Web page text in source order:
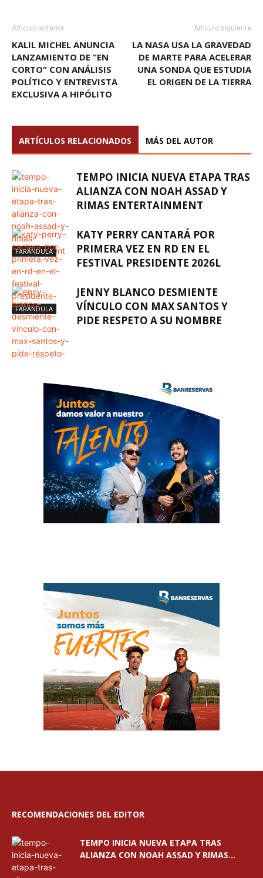
Artículo anterior
KALIL MICHEL ANUNCIA
LANZAMIENTO DE “EN
CORTO” CON ANÁLISIS
POLÍTICO Y ENTREVISTA
EXCLUSIVA A HIPÓLITO
Artículo siguiente
LA NASA USA LA GRAVEDAD
DE MARTE PARA ACELERAR
UNA SONDA QUE ESTUDIA
EL ORIGEN DE LA TIERRA
ARTÍCULOS RELACIONADOS MÁS DEL AUTOR
FARÁNDULA
TEMPO INICIA NUEVA ETAPA TRAS
ALIANZA CON NOAH ASSAD Y
RIMAS ENTERTAINMENT
FARÁNDULA
KATY PERRY CANTARÁ POR
PRIMERA VEZ EN RD EN EL
FESTIVAL PRESIDENTE 2026L
JENNY BLANCO DESMIENTE
VÍNCULO CON MAX SANTOS Y
PIDE RESPETO A SU NOMBRE
RECOMENDACIONES DEL EDITOR
TEMPO INICIA NUEVA ETAPA TRAS
ALIANZA CON NOAH ASSAD Y RIMAS...